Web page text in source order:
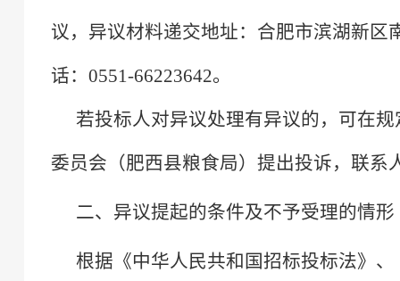
议，异议材料递交地址：合肥市滨湖新区
话：0551-66223642。
若投标人对异议处理有异议的，可在
委员会（肥西县粮食局）提出投诉，联系
二、异议提起的条件及不予受理的情形
根据《中华人民共和国招标投标法》